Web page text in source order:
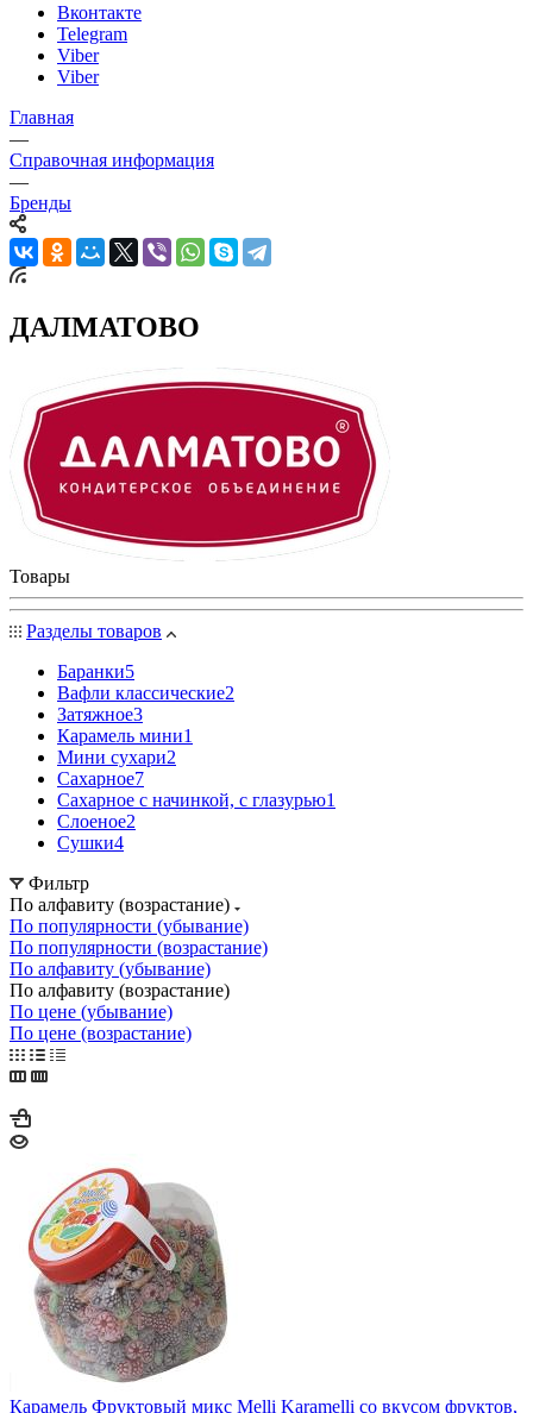
Вконтакте
Telegram
Viber
Viber
Главная
—
Справочная информация
—
Бренды
ДАЛМАТОВО
Товары
Разделы товаров
Баранки5
Вафли классические2
Затяжное3
Карамель мини1
Мини сухари2
Сахарное7
Сахарное с начинкой, с глазурью1
Слоеное2
Сушки4
Фильтр
По алфавиту (возрастание)
По популярности (убывание)
По популярности (возрастание)
По алфавиту (убывание)
По алфавиту (возрастание)
По цене (убывание)
По цене (возрастание)
Карамель Фруктовый микс Melli Karamelli со вкусом фруктов,